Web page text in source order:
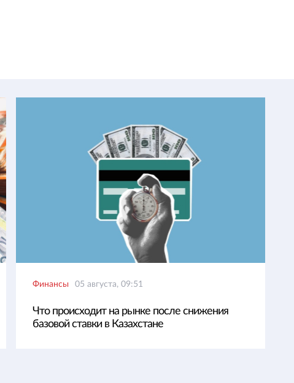
Финансы 05 августа, 09:51
Что происходит на рынке после снижения
базовой ставки в Казахстане